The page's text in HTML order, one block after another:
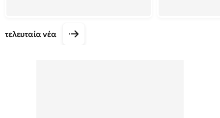
τελευταία νέα